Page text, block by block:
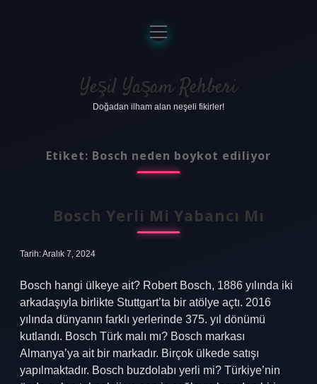
Anasayfa
Gizlilik Politikası
Yasal Uyarı
menüyü
aç
Yeşil Yaşam Rehberi
Doğadan ilham alan neşeli fikirler!
Etiket: Bosch neden boykot ediliyor
Bosch Yerli Mi Yabancı Mı
Tarih: Aralık 7, 2024
Bosch hangi ülkeye ait? Robert Bosch, 1886 yılında iki
arkadaşıyla birlikte Stuttgart’ta bir atölye açtı. 2016
yılında dünyanın farklı yerlerinde 375. yıl dönümü
kutlandı. Bosch Türk malı mı? Bosch markası
Almanya’ya ait bir markadır. Birçok ülkede satışı
yapılmaktadır. Bosch buzdolabı yerli mi? Türkiye’nin